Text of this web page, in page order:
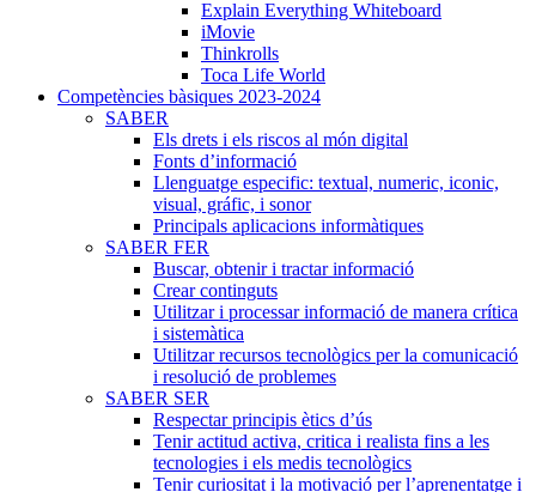
Explain Everything Whiteboard
iMovie
Thinkrolls
Toca Life World
Competències bàsiques 2023-2024
SABER
Els drets i els riscos al món digital
Fonts d’informació
Llenguatge especific: textual, numeric, iconic,
visual, gráfic, i sonor
Principals aplicacions informàtiques
SABER FER
Buscar, obtenir i tractar informació
Crear continguts
Utilitzar i processar informació de manera crítica
i sistemàtica
Utilitzar recursos tecnològics per la comunicació
i resolució de problemes
SABER SER
Respectar principis ètics d’ús
Tenir actitud activa, critica i realista fins a les
tecnologies i els medis tecnològics
Tenir curiositat i la motivació per l’aprenentatge i